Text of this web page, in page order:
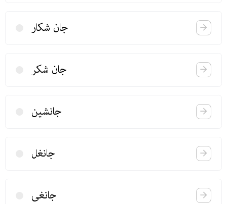
جان شكار
جان شكر
جانشین
جانغل
جانغی